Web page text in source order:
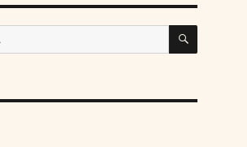
SEARCH